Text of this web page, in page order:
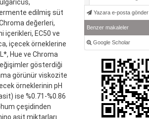
edilmiş süt
değerleri,
içerikleri, EC50 ve
içecek örneklerine
Hue ve Chroma
gösterdiği
görünür viskozite
örneklerinin pH
ise %0.71-%0.86
çeşidinden
asit miktarları
Yazara e-posta gönder
Benzer makaleler
Google Scholar